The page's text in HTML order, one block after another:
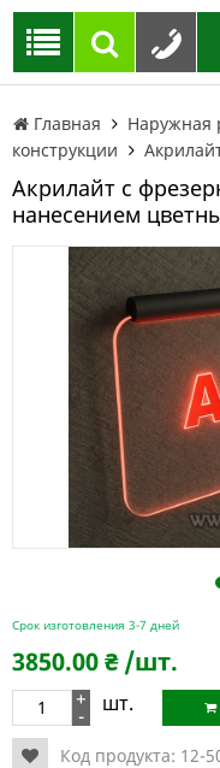
Главная Наружная
конструкции
Акрилайт с
нанесением
Срок изготовления 3-7 дней
3850.00₴ /шт.
+
- шт.
Код продукта: 12-